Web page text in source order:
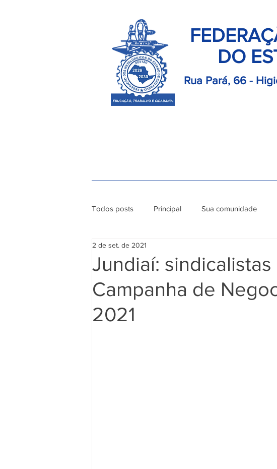
DO
Rua Pará, 66 -
Todos posts Principal Sua comunidade
Jundiaí:
Campanha de
2021
2 de set. de 2021